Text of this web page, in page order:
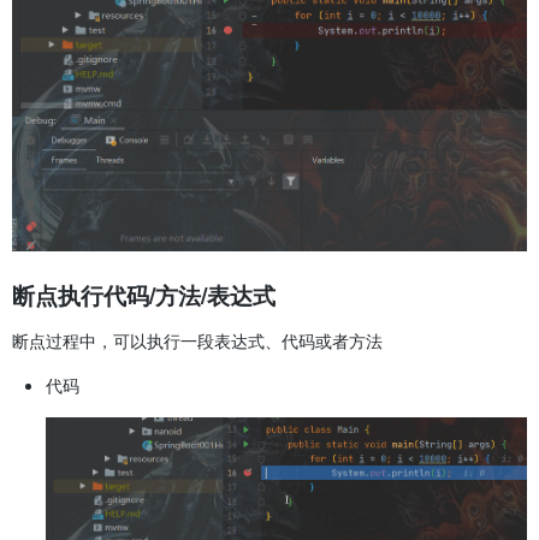
断点执行代码/方法/表达式
断点过程中，可以执行一段表达式、代码或者方法
代码